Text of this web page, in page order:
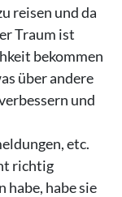
reisen und da
Traum ist
bekommen
über andere
und
etc.
richtig
habe, habe sie